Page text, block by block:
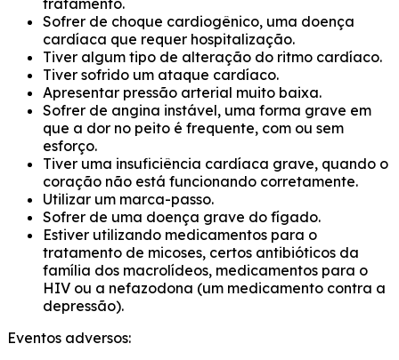
tratamento.
Sofrer de choque cardiogênico, uma doença
cardíaca que requer hospitalização.
Tiver algum tipo de alteração do ritmo cardíaco.
Tiver sofrido um ataque cardíaco.
Apresentar pressão arterial muito baixa.
Sofrer de angina instável, uma forma grave em
que a dor no peito é frequente, com ou sem
esforço.
Tiver uma insuficiência cardíaca grave, quando o
coração não está funcionando corretamente.
Utilizar um marca-passo.
Sofrer de uma doença grave do fígado.
Estiver utilizando medicamentos para o
tratamento de micoses, certos antibióticos da
família dos macrolídeos, medicamentos para o
HIV ou a nefazodona (um medicamento contra a
depressão).
Eventos adversos: